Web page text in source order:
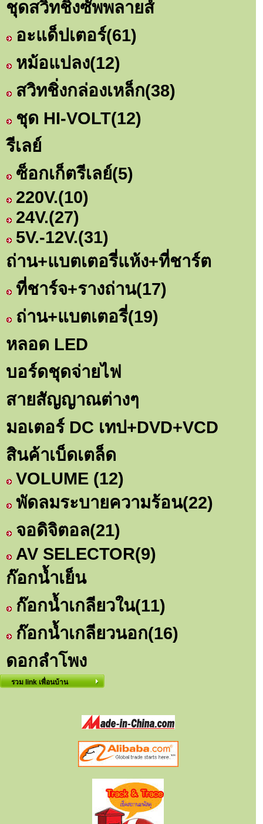
ชุดสวิทชิ่งซัพพลายส์
อะแด็ปเตอร์(61)
หม้อแปลง(12)
สวิทชิ่งกล่องเหล็ก(38)
ชุด HI-VOLT(12)
รีเลย์
ซ็อกเก็ตรีเลย์(5)
220V.(10)
24V.(27)
5V.-12V.(31)
ถ่าน+แบตเตอรี่แห้ง+ที่ชาร์ต
ที่ชาร์จ+รางถ่าน(17)
ถ่าน+แบตเตอรี่(19)
หลอด LED
บอร์ดชุดจ่ายไฟ
สายสัญญาณต่างๆ
มอเตอร์ DC เทป+DVD+VCD
สินค้าเบ็ดเตล็ด
VOLUME (12)
พัดลมระบายความร้อน(22)
จอดิจิตอล(21)
AV SELECTOR(9)
ก๊อกน้ำเย็น
ก๊อกน้ำเกลียวใน(11)
ก๊อกน้ำเกลียวนอก(16)
ดอกลำโพง
รวม link เพื่อนบ้าน